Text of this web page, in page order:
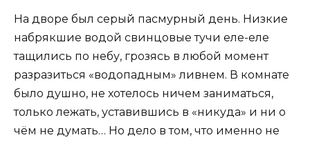
На дворе был серый пасмурный день. Низкие
набрякшие водой свинцовые тучи еле-еле
тащились по небу, грозясь в любой момент
разразиться «водопадным» ливнем. В комнате
было душно, не хотелось ничем заниматься,
только лежать, уставившись в «никуда» и ни о
чём не думать… Но дело в том, что именно не